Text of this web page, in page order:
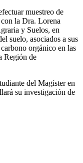
muestreo de
con la Dra. Lorena
y Suelos, en
suelo, asociados a sus
orgánico en las
Región de
del Magíster en
su investigación de